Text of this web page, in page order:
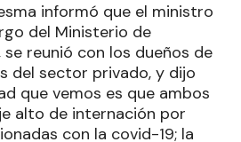
informó que el ministro
del Ministerio de
se reunió con los dueños de
del sector privado, y dijo
que vemos es que ambos
alto de internación por
con la covid-19; la